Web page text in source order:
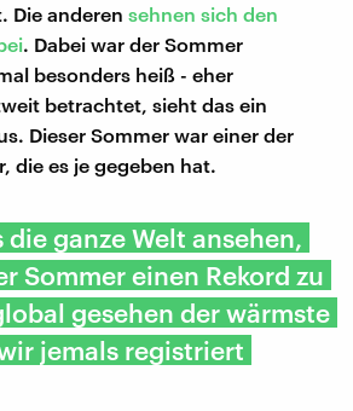
Die anderen sehnen sich den
. Dabei war der Sommer
besonders heiß - eher
betrachtet, sieht das ein
Dieser Sommer war einer der
die es je gegeben hat.
die ganze Welt ansehen,
Sommer einen Rekord zu
gesehen der wärmste
jemals registriert